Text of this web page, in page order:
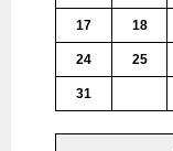
17 18
24 25
31